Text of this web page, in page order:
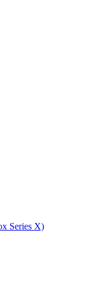
Series X)